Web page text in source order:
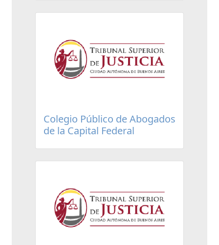
Colegio Público de Abogados
de la Capital Federal